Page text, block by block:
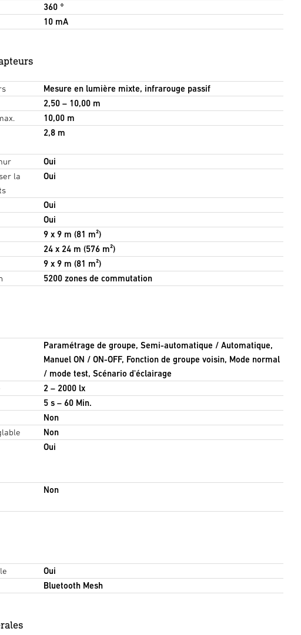
360 °
10 mA
Mesure en lumière mixte, infrarouge passif
2,50 – 10,00 m
10,00 m
2,8 m
Oui
la
Oui
Oui
Oui
9 x 9 m (81 m²)
24 x 24 m (576 m²)
9 x 9 m (81 m²)
5200 zones de commutation
Paramétrage de groupe, Semi-automatique / Automatique,
Manuel ON / ON-OFF, Fonction de groupe voisin, Mode normal
/ mode test, Scénario d'éclairage
2 – 2000 lx
5 s – 60 Min.
Non
Non
Oui
Non
Oui
Bluetooth Mesh